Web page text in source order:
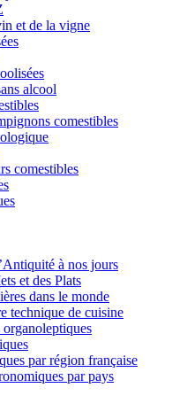
et de la vigne
alcool
comestibles
comestibles
à nos jours
et des Plats
dans le monde
technique de cuisine
par région française
par pays